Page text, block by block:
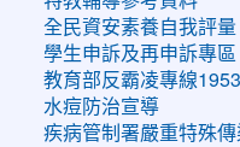
全民資安素養自我評量
學生申訴及再申訴專區
教育部反霸凌專線1953
水痘防治宣導
疾病管制署嚴重特殊